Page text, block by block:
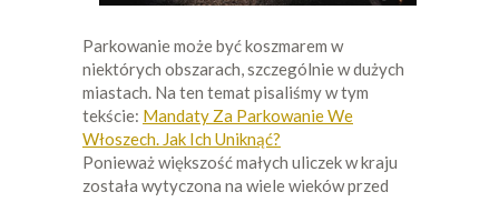
Parkowanie może być koszmarem w
niektórych obszarach, szczególnie w dużych
miastach. Na ten temat pisaliśmy w tym
tekście: Mandaty Za Parkowanie We
Włoszech. Jak Ich Uniknąć?
Ponieważ większość małych uliczek w kraju
została wytyczona na wiele wieków przed